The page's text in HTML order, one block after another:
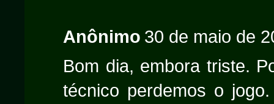
Anônimo 30 de maio de
Bom dia, embora triste.
técnico perdemos o